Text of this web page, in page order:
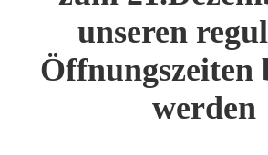
unseren
Öffnungszeiten
werden